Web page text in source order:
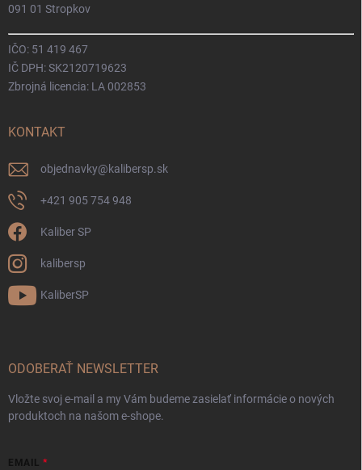
091 01 Stropkov
IČO: 51 419 467
IČ DPH: SK2120719623
Zbrojná licencia: LA 002853
KONTAKT
objednavky@kalibersp.sk
+421 905 754 948
Kaliber SP
kalibersp
KaliberSP
ODOBERAŤ NEWSLETTER
Vložte svoj e-mail a my Vám budeme zasielať informácie o nových
produktoch na našom e-shope.
EMAIL